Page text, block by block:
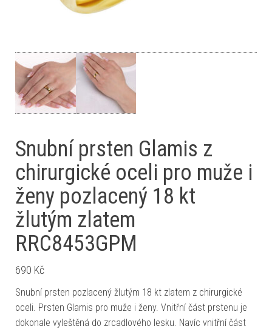
Snubní prsten Glamis z
chirurgické oceli pro muže i
ženy pozlacený 18 kt
žlutým zlatem
RRC8453GPM
690 Kč
Snubní prsten pozlacený žlutým 18 kt zlatem z chirurgické
oceli. Prsten Glamis pro muže i ženy. Vnitřní část prstenu je
dokonale vyleštěná do zrcadlového lesku. Navíc vnitřní část